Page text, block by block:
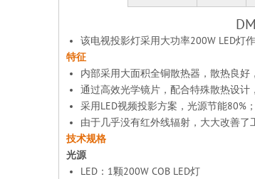
该电视投影灯采用大功率200W LED灯
特征
内部采用大面积全铜散热器，散热良好
通过高效光学镜片，配合特殊散热设计
采用LED视频投影方案，光源节能80%；
由于几乎没有红外线辐射，大大改善了
技术规格
光源
LED：1颗200W COB LED灯